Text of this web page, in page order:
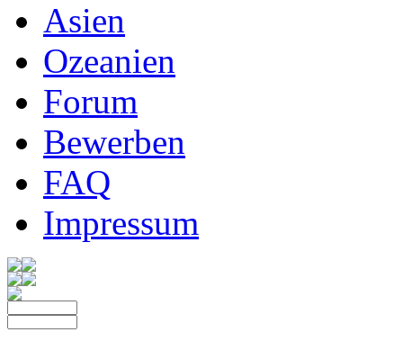
Asien
Ozeanien
Forum
Bewerben
FAQ
Impressum